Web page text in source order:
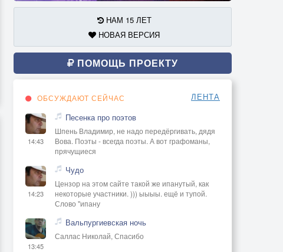
НАМ 15 ЛЕТ
НОВАЯ ВЕРСИЯ
ПОМОЩЬ ПРОЕКТУ
ОБСУЖДАЮТ СЕЙЧАС ЛЕНТА
14:43
Песенка про поэтов
Шпень Владимир, не надо передёргивать, дядя
Вова. Поэты - всегда поэты. А вот графоманы,
прячущиеся
14:23
Чудо
Цензор на этом сайте такой же ипанутый, как
некоторые участники. ))) ыыыы. ещё и тупой.
Слово "ипану
13:45
Вальпургиевская ночь
Саллас Николай, Спасибо